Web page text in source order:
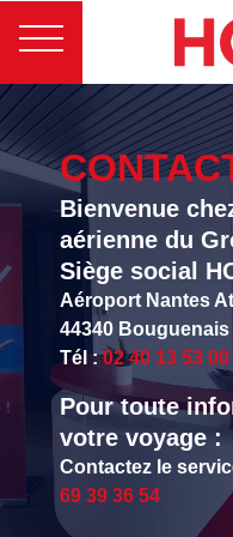
Bienvenue
aérienne du
Siège social
Aéroport Nantes
44340 Bouguenais
Tél :02 40 13 53 00
Pour toute
votre voyage :
Contactez le
69 39 36 54